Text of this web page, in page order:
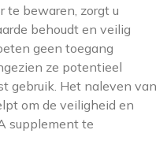
te bewaren, zorgt u
behoudt en veilig
geen toegang
ze potentieel
gebruik. Het naleven van
om de veiligheid en
supplement te